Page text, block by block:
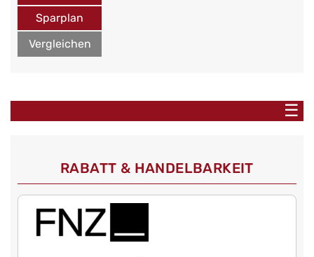
Sparplan
Vergleichen
☰
RABATT & HANDELBARKEIT